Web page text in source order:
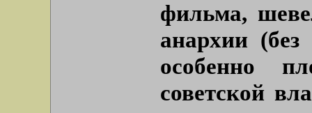
фильма,
анархии
особенно
советской